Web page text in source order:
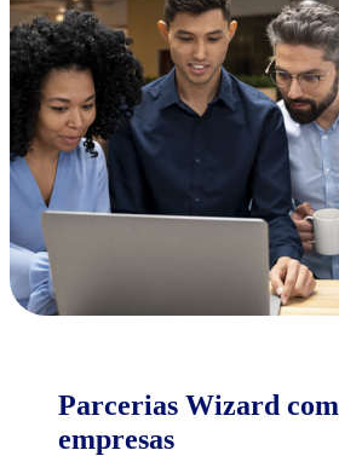
Parcerias Wizard com
empresas